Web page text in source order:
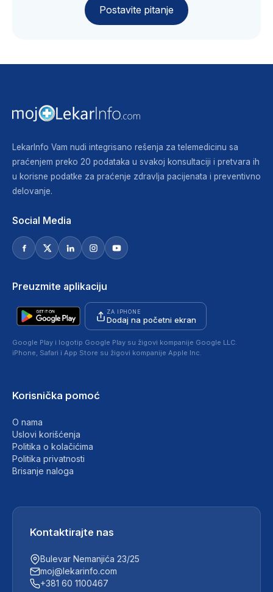
Postavite pitanje
LekarInfo Vam nudi integrisano rešenja za telemedicinu sa
praćenjem preko 20 podataka u svakoj konsultaciji i pretvara ih
u korisne podatke za praćenje zdravlja pacijenata i preventivno
delovanje.
Social Media
Preuzmite aplikaciju
ZA IPHONE
Dodaj na početni ekran
Google Play i logotip Google Play su žigovi kompanije Google LLC.
iPhone, Safari i App Store su žigovi kompanije Apple Inc.
Korisnička pomoć
O nama
Uslovi korišćenja
Politika o kolačićima
Politika privatnosti
Brisanje naloga
Kontaktirajte nas
Bulevar Nemanjića 23/25
moj@lekarinfo.com
+381 60 1100467